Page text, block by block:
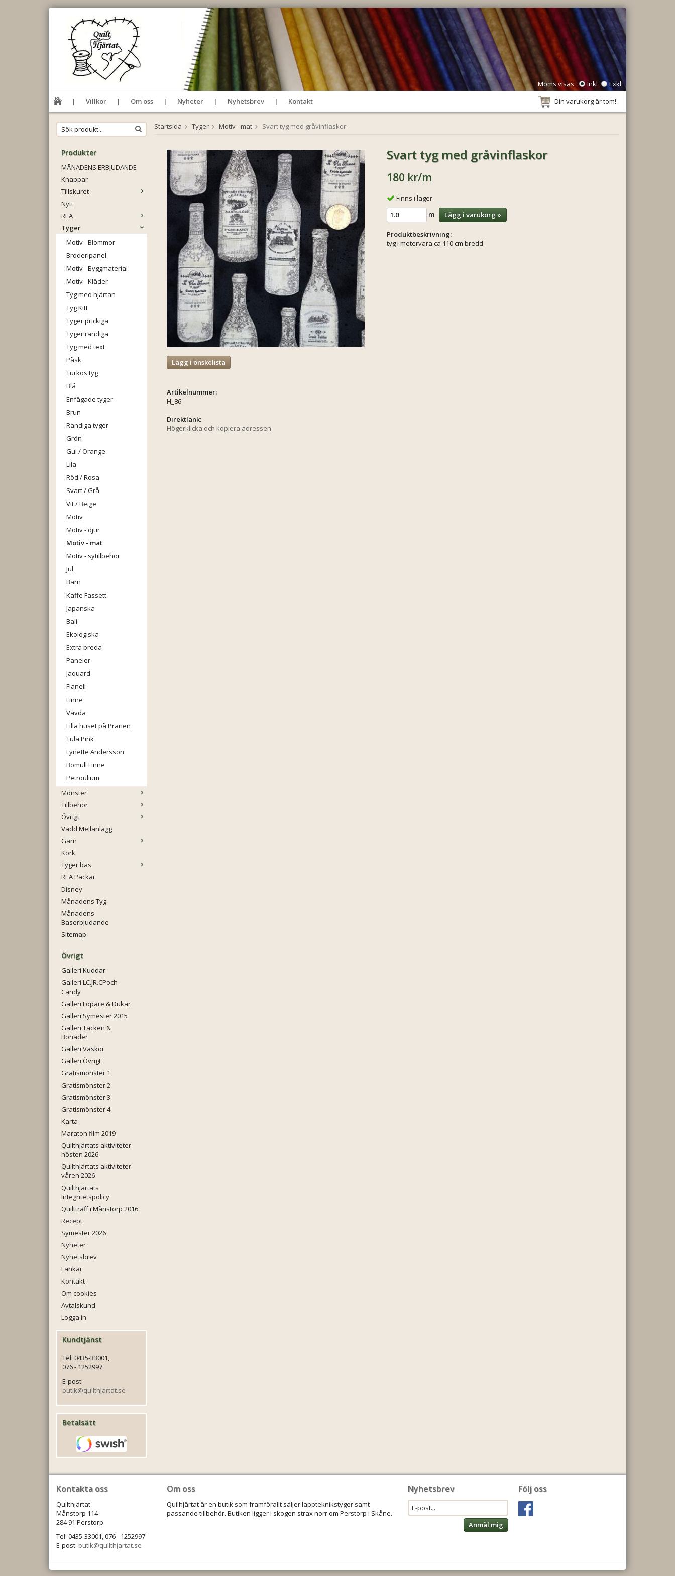
Moms visas: Inkl
Exkl
Villkor
Om oss Nyheter Nyhetsbrev Kontakt Din varukorg är tom!
Produkter
MÅNADENS ERBJUDANDE
Knappar
Tillskuret
Nytt
REA
Tyger
Motiv - Blommor
Broderipanel
Motiv - Byggmaterial
Motiv - Kläder
Tyg med hjärtan
Tyg Kitt
Tyger prickiga
Tyger randiga
Tyg med text
Påsk
Turkos tyg
Blå
Enfägade tyger
Brun
Randiga tyger
Grön
Gul / Orange
Lila
Röd / Rosa
Svart / Grå
Vit / Beige
Motiv
Motiv - djur
Motiv - mat
Motiv - sytillbehör
Jul
Barn
Kaffe Fassett
Japanska
Bali
Ekologiska
Extra breda
Paneler
Jaquard
Flanell
Linne
Vävda
Lilla huset på Prärien
Tula Pink
Lynette Andersson
Bomull Linne
Petroulium
Mönster
Tillbehör
Övrigt
Vadd Mellanlägg
Garn
Kork
Tyger bas
REA Packar
Disney
Månadens Tyg
Månadens
Baserbjudande
Sitemap
Övrigt
Galleri Kuddar
Galleri LC.JR.CPoch
Candy
Galleri Löpare & Dukar
Galleri Symester 2015
Galleri Täcken &
Bonader
Galleri Väskor
Galleri Övrigt
Gratismönster 1
Gratismönster 2
Gratismönster 3
Gratismönster 4
Karta
Maraton film 2019
Quilthjärtats aktiviteter
hösten 2026
Quilthjärtats aktiviteter
våren 2026
Quilthjärtats
Integritetspolicy
Quiltträff i Månstorp 2016
Recept
Symester 2026
Nyheter
Nyhetsbrev
Länkar
Kontakt
Om cookies
Avtalskund
Logga in
Kundtjänst
Tel: 0435-33001,
076 - 1252997
E-post:
butik@quilthjartat.se
Betalsätt
Startsida Tyger Motiv - mat Svart tyg med gråvinflaskor
Svart tyg med gråvinflaskor
180 kr/m
Finns i lager
m
Lägg i varukorg »
Produktbeskrivning:
tyg i metervara ca 110 cm bredd
Lägg i önskelista
Artikelnummer:
H_86
Direktlänk:
Högerklicka och kopiera adressen
Kontakta oss
Quilthjärtat
Månstorp 114
284 91 Perstorp
Tel: 0435-33001, 076 - 1252997
E-post: butik@quilthjartat.se
Följ oss
Nyhetsbrev
Anmäl mig
Om oss
Quilhjärtat är en butik som framförallt säljer lappteknikstyger samt
passande tillbehör. Butiken ligger i skogen strax norr om Perstorp i Skåne.